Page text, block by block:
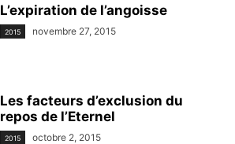
L’expiration de l’angoisse
2015 novembre 27, 2015
Les facteurs d’exclusion du
repos de l’Eternel
2015 octobre 2, 2015